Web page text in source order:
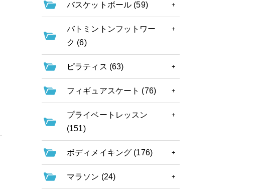
バスケットボール (59)
バトミントンフットワー
ク (6)
ピラティス (63)
フィギュアスケート (76)
プライベートレッスン
(151)
ボディメイキング (176)
マラソン (24)